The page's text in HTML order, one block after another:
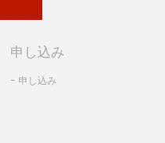
申し込み
- 申し込み